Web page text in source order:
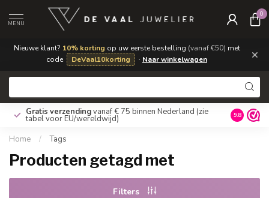
Nieuwe klant? 10% korting op uw eerste bestelling (vanaf €50) met
code
DeVaal10korting · Naar winkelwagen ×
MENU
0
Gratis verzendingvanaf € 75 binnen Nederland (zie
tabel voor EU/wereldwijd) 9.8
Home / Tags
Producten getagd met
Filters